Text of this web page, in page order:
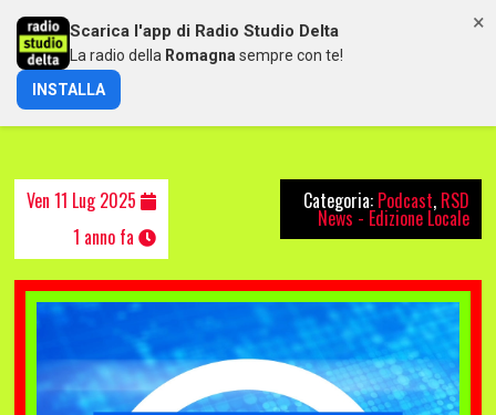
NOTIZIARIO LOCALE DELLE 12 (11/07/2025)
Ven 11 Lug 2025
1 anno fa
Categoria: Podcast, RSD
News - Edizione Locale
×
Scarica l'app di Radio Studio Delta
La radio della Romagna sempre con te!
INSTALLA